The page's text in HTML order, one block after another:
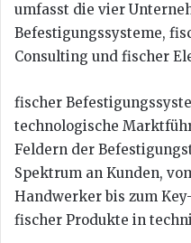
umfasst die vier
Befestigungssysteme,
Consulting und fischer
fischer
technologische
Feldern der
Spektrum an Kunden,
Handwerker bis zum
fischer Produkte in